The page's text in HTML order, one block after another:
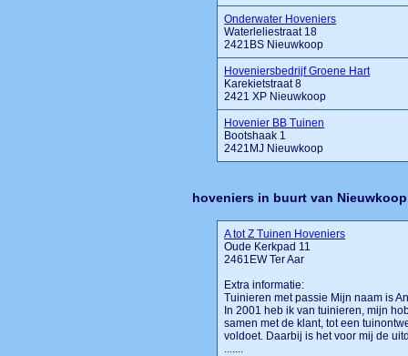
Onderwater Hoveniers
Waterleliestraat 18
2421BS Nieuwkoop
Hoveniersbedrijf Groene Hart
Karekietstraat 8
2421 XP Nieuwkoop
Hovenier BB Tuinen
Bootshaak 1
2421MJ Nieuwkoop
hoveniers in buurt van Nieuwkoop
A tot Z Tuinen Hoveniers
Oude Kerkpad 11
2461EW Ter Aar
Extra informatie:
Tuinieren met passie Mijn naam is
In 2001 heb ik van tuinieren, mijn
samen met de klant, tot een
voldoet. Daarbij is het voor mij de
.......